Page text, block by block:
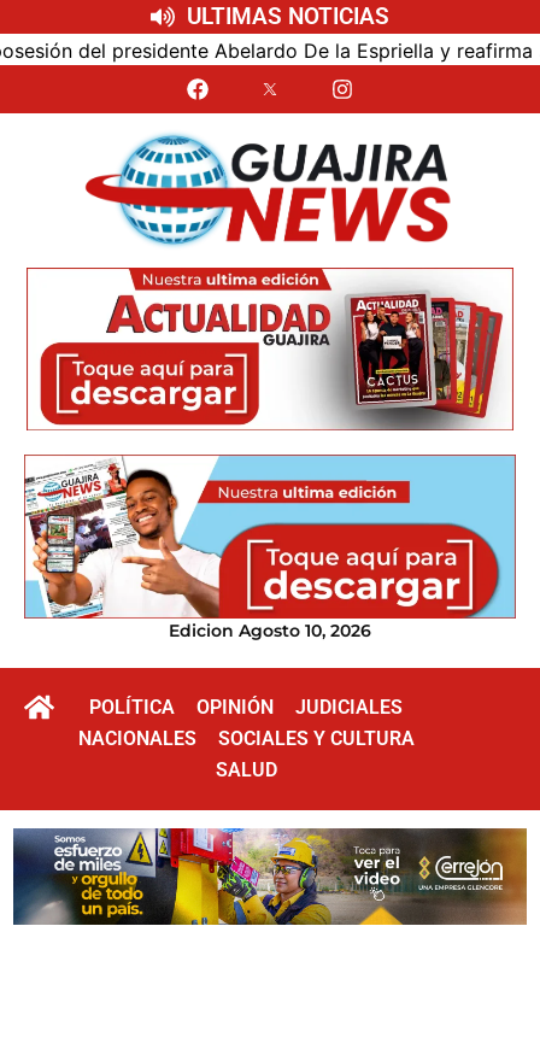
ULTIMAS NOTICIAS
del presidente Abelardo De la Espriella y reafirma su
Edicion Agosto 10, 2026
POLÍTICA OPINIÓN
JUDICIALES
NACIONALES
SOCIALES Y CULTURA
SALUD